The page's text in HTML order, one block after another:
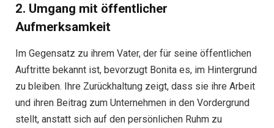
2. Umgang mit öffentlicher
Aufmerksamkeit
Im Gegensatz zu ihrem Vater, der für seine öffentlichen
Auftritte bekannt ist, bevorzugt Bonita es, im Hintergrund
zu bleiben. Ihre Zurückhaltung zeigt, dass sie ihre Arbeit
und ihren Beitrag zum Unternehmen in den Vordergrund
stellt, anstatt sich auf den persönlichen Ruhm zu